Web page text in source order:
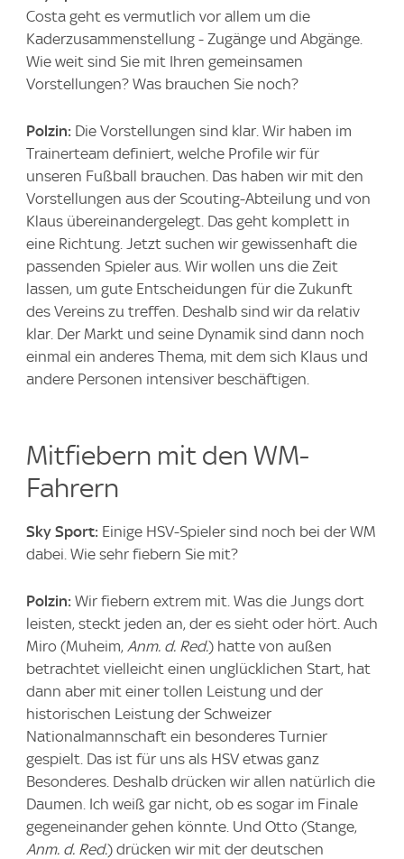
Costa geht es vermutlich vor allem um die
Kaderzusammenstellung - Zugänge und Abgänge.
Wie weit sind Sie mit Ihren gemeinsamen
Vorstellungen? Was brauchen Sie noch?
Polzin: Die Vorstellungen sind klar. Wir haben im
Trainerteam definiert, welche Profile wir für
unseren Fußball brauchen. Das haben wir mit den
Vorstellungen aus der Scouting-Abteilung und von
Klaus übereinandergelegt. Das geht komplett in
eine Richtung. Jetzt suchen wir gewissenhaft die
passenden Spieler aus. Wir wollen uns die Zeit
lassen, um gute Entscheidungen für die Zukunft
des Vereins zu treffen. Deshalb sind wir da relativ
klar. Der Markt und seine Dynamik sind dann noch
einmal ein anderes Thema, mit dem sich Klaus und
andere Personen intensiver beschäftigen.
Mitfiebern mit den WM-
Fahrern
Sky Sport: Einige HSV-Spieler sind noch bei der WM
dabei. Wie sehr fiebern Sie mit?
Polzin: Wir fiebern extrem mit. Was die Jungs dort
leisten, steckt jeden an, der es sieht oder hört. Auch
Miro (Muheim, Anm. d. Red.) hatte von außen
betrachtet vielleicht einen unglücklichen Start, hat
dann aber mit einer tollen Leistung und der
historischen Leistung der Schweizer
Nationalmannschaft ein besonderes Turnier
gespielt. Das ist für uns als HSV etwas ganz
Besonderes. Deshalb drücken wir allen natürlich die
Daumen. Ich weiß gar nicht, ob es sogar im Finale
gegeneinander gehen könnte. Und Otto (Stange,
Anm. d. Red.) drücken wir mit der deutschen